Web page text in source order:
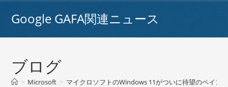
Google GAFA関連ニュース
ブログ
> Microsoft > マイクロソフトのWindows 11がついに待望のペイン